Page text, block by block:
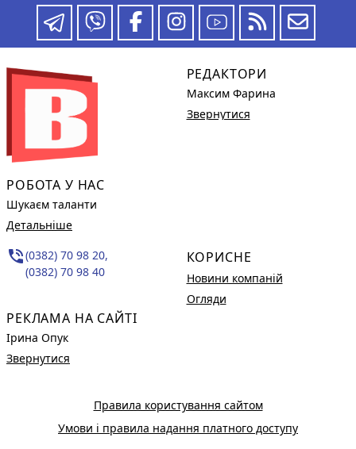
РОБОТА У НАС
Шукаєм таланти
Детальніше
phone_in_talk(0382) 70 98 20,
(0382) 70 98 40
РЕКЛАМА НА САЙТІ
Ірина Опук
Звернутися
РЕДАКТОРИ
Максим Фарина
Звернутися
КОРИСНЕ
Новини компаній
Огляди
Правила користування сайтом
Умови і правила надання платного доступу